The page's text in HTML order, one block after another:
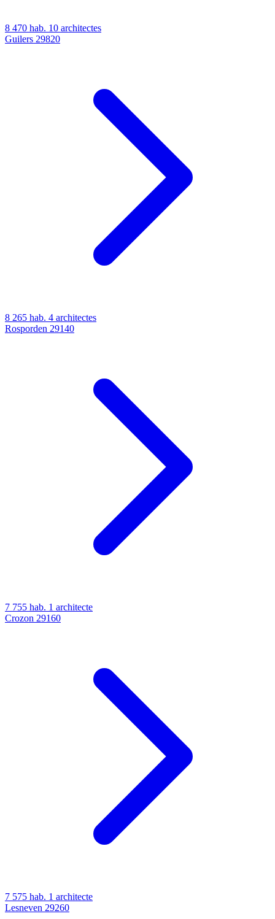
8 470 hab. 10 architectes
Guilers 29820
8 265 hab. 4 architectes
Rosporden 29140
7 755 hab. 1 architecte
Crozon 29160
7 575 hab. 1 architecte
Lesneven 29260